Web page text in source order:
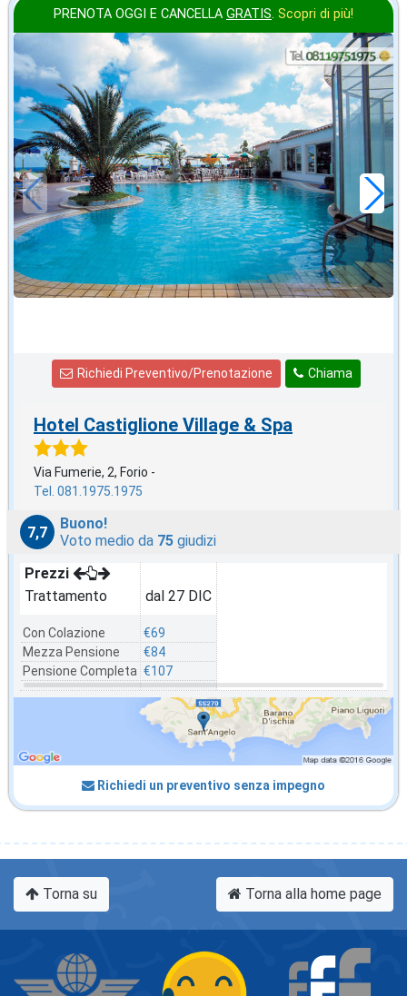
PRENOTA OGGI E CANCELLA GRATIS. Scopri di più!
gennaio
in offerta da
€69,86
a notte
Chiama
Richiedi Preventivo/Prenotazione
Hotel Castiglione Village & Spa
Via Fumerie, 2, Forio -
Tel. 081.1975.1975
7,7
Buono!
Voto medio da 75 giudizi
Prezzi
Trattamento
Con Colazione
Mezza Pensione
Pensione Completa
dal 27 DIC
€69
€84
€107
Richiedi un preventivo senza impegno
Torna su Torna alla home page